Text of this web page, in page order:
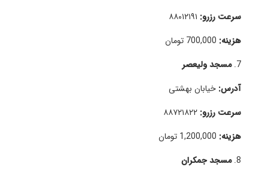
سرعت رزرو:
هزینه:
7. مسجد ولیعصر
آدرس: خیابان بهشتی
سرعت رزرو:
هزینه:
8. مسجد جمکران